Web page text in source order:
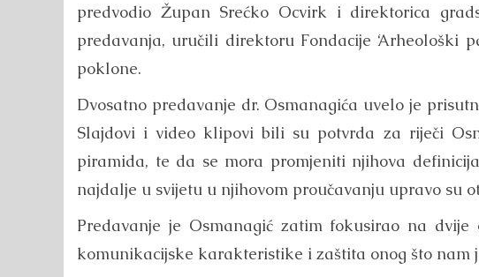
predvodio Župan Srećko Ocvirk i direktorica
predavanja, uručili direktoru Fondacije ‘Arheološki
poklone.
Dvosatno predavanje dr. Osmanagića uvelo je
Slajdovi i video klipovi bili su potvrda za riječi
piramida, te da se mora promjeniti njihova
najdalje u svijetu u njihovom proučavanju upravo su
Predavanje je Osmanagić zatim fokusirao na
komunikacijske karakteristike i zaštita onog što nam